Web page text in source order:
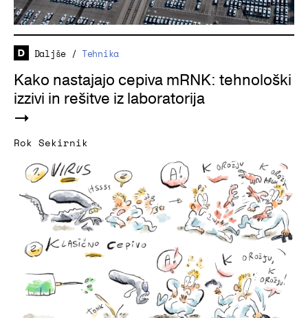
Daljše /Tehnika
Kako nastajajo cepiva mRNK: tehnološki
izzivi in rešitve iz laboratorija
Rok Sekirnik